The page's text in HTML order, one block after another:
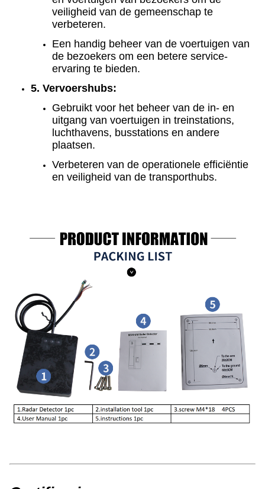
veiligheid van de gemeenschap te
verbeteren.
Een handig beheer van de voertuigen van
de bezoekers om een betere service-
ervaring te bieden.
5. Vervoershubs:
Gebruikt voor het beheer van de in- en
uitgang van voertuigen in treinstations,
luchthavens, busstations en andere
plaatsen.
Verbeteren van de operationele efficiëntie
en veiligheid van de transporthubs.